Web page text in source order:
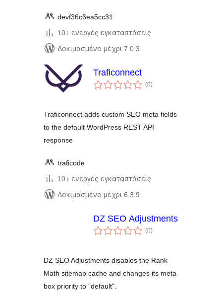
devf36c6ea5cc31
10+ ενεργές εγκαταστάσεις
Δοκιμασμένο μέχρι 7.0.3
Traficonnect
(0αξιολογήσεις
σύνολο
)
Traficonnect adds custom SEO meta fields
to the default WordPress REST API
response
traficode
10+ ενεργές εγκαταστάσεις
Δοκιμασμένο μέχρι 6.3.9
DZ SEO Adjustments
(0αξιολογήσεις
σύνολο
)
DZ SEO Adjustments disables the Rank
Math sitemap cache and changes its meta
box priority to "default".